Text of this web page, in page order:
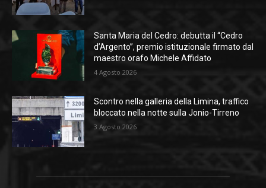
Santa Maria del Cedro: debutta il “Cedro
d’Argento”, premio istituzionale firmato dal
maestro orafo Michele Affidato
4 Agosto 2026
Scontro nella galleria della Limina, traffico
bloccato nella notte sulla Jonio-Tirreno
3 Agosto 2026